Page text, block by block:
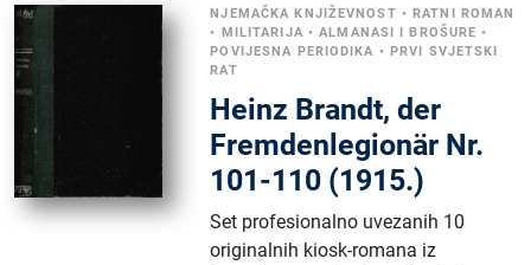
NJEMAČKA KNJIŽEVNOST •RATNI ROMAN
• MILITARIJA •ALMANASI I BROŠURE •
POVIJESNA PERIODIKA • PRVI SVJETSKI
RAT
Heinz Brandt, der
Fremdenlegionär Nr.
101-110 (1915.)
Set profesionalno uvezanih 10
originalnih kiosk-romana iz